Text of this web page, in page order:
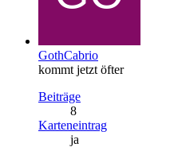
GothCabrio
kommt jetzt öfter
Beiträge
8
Karteneintrag
ja